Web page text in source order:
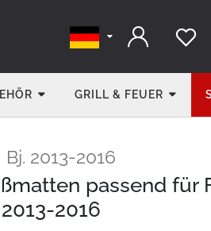
GRILL & FEUER
2013-2016
passend für
2016